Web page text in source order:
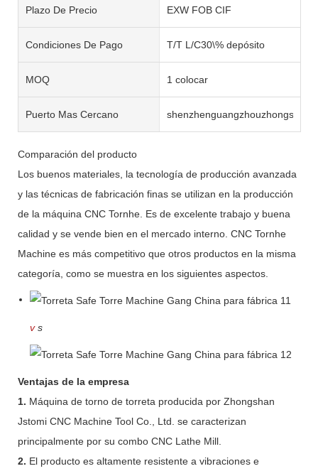
Plazo De Precio EXW FOB CIF
Condiciones De Pago T/T L/C30\% depósito
MOQ 1 colocar
Puerto Mas Cercano shenzhenguangzhouzhongshan
Comparación del producto
Los buenos materiales, la tecnología de producción avanzada
y las técnicas de fabricación finas se utilizan en la producción
de la máquina CNC Tornhe. Es de excelente trabajo y buena
calidad y se vende bien en el mercado interno. CNC Tornhe
Machine es más competitivo que otros productos en la misma
categoría, como se muestra en los siguientes aspectos.
vs
Ventajas de la empresa
1. Máquina de torno de torreta producida por Zhongshan
Jstomi CNC Machine Tool Co., Ltd. se caracterizan
principalmente por su combo CNC Lathe Mill.
2. El producto es altamente resistente a vibraciones e